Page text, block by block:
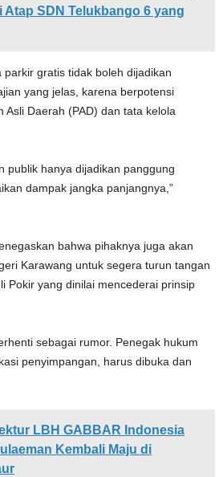
Atap SDN Telukbango 6 yang
gratis tidak boleh dijadikan
yang jelas, karena berpotensi
Asli Daerah (PAD) dan tata kelola
publik hanya dijadikan panggung
dampak jangka panjangnya,”
bahwa pihaknya juga akan
Karawang untuk segera turun tangan
Pokir yang dinilai mencederai prinsip
sebagai rumor. Penegak hukum
penyimpangan, harus dibuka dan
LBH GABBAR Indonesia
Kembali Maju di